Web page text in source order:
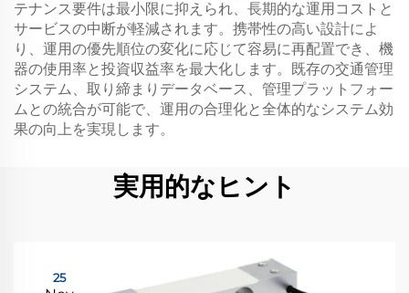
テナンス要件は最小限に抑えられ、長期的な運用コストと
サービスの中断が軽減されます。携帯性の高い設計によ
り、運用の優先順位の変化に応じて容易に再配置でき、機
器の使用率と投資収益率を最大化します。既存の交通管理
システム、取り締まりデータベース、管理プラットフォー
ムとの統合が可能で、運用の合理化と全体的なシステム効
果の向上を実現します。
実用的なヒント
25